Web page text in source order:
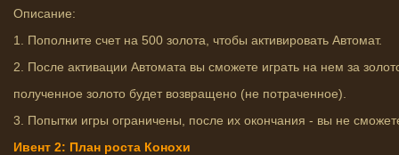
Описание:
1. Пополните счет на 500 золота, чтобы активировать Автомат.
2. После активации Автомата вы сможете играть на нем за
полученное золото будет возвращено (не потраченное).
3. Попытки игры ограничены, после их окончания - вы не
Ивент 2: План роста Конохи